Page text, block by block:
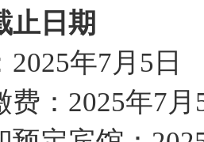
止日期
年7月5日
费：2025年7月